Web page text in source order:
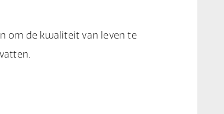
om de kwaliteit van leven te